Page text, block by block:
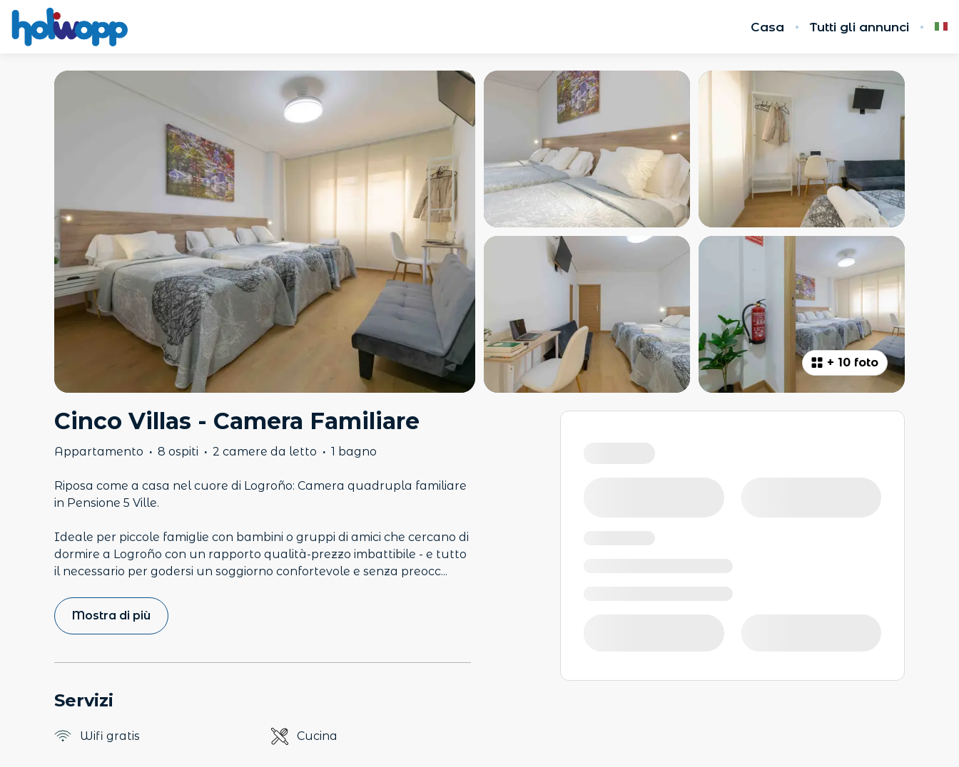
Casa Tutti gli annunci
+ 10 foto
Cinco Villas - Camera Familiare
Appartamento · 8 ospiti · 2 camere da letto · 1 bagno
Riposa come a casa nel cuore di Logroño: Camera quadrupla familiare
in Pensione 5 Ville.
Ideale per piccole famiglie con bambini o gruppi di amici che cercano di
dormire a Logroño con un rapporto qualità-prezzo imbattibile - e tutto
il necessario per godersi un soggiorno confortevole e senza preocc...
Mostra di più
Servizi
Wifi gratis Cucina